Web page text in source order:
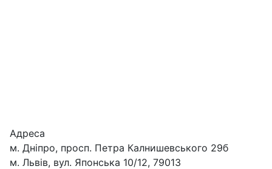
Адреса
м. Дніпро, просп. Петра Калнишевського 29б
м. Львів, вул. Японська 10/12, 79013